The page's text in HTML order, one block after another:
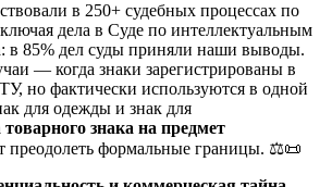
в 250+ судебных процессах по
дела в Суде по интеллектуальным
в 85% дел суды приняли наши выводы.
— когда знаки зарегистрированы в
но фактически используются в одной
для одежды и знак для
товарного знака на предмет
преодолеть формальные границы. ⚖️📜